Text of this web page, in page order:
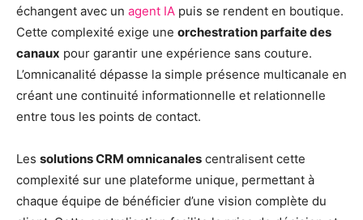
échangent avec un agent IA puis se rendent en boutique.
Cette complexité exige une orchestration parfaite des
canaux pour garantir une expérience sans couture.
L’omnicanalité dépasse la simple présence multicanale en
créant une continuité informationnelle et relationnelle
entre tous les points de contact.
Les solutions CRM omnicanales centralisent cette
complexité sur une plateforme unique, permettant à
chaque équipe de bénéficier d’une vision complète du